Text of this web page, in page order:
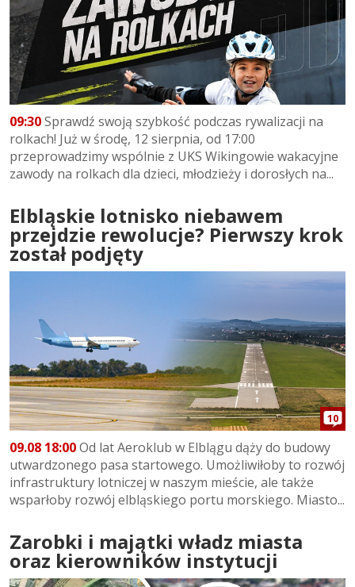
09:30Sprawdź swoją szybkość podczas rywalizacji na
rolkach! Już w środę, 12 sierpnia, od 17:00
przeprowadzimy wspólnie z UKS Wikingowie wakacyjne
zawody na rolkach dla dzieci, młodzieży i dorosłych na...
Elbląskie lotnisko niebawem
przejdzie rewolucje? Pierwszy krok
został podjęty
10
09.08 18:00Od lat Aeroklub w Elblągu dąży do budowy
utwardzonego pasa startowego. Umożliwiłoby to rozwój
infrastruktury lotniczej w naszym mieście, ale także
wsparłoby rozwój elbląskiego portu morskiego. Miasto...
Zarobki i majątki władz miasta
oraz kierowników instytucji